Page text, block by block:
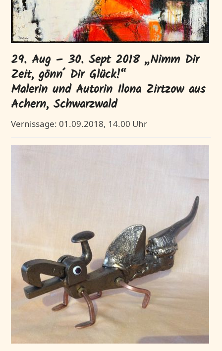
29. Aug – 30. Sept 2018 „Nimm Dir
Zeit, gönn´ Dir Glück!“
Malerin und Autorin Ilona Zirtzow aus
Achern, Schwarzwald
Vernissage: 01.09.2018, 14.00 Uhr